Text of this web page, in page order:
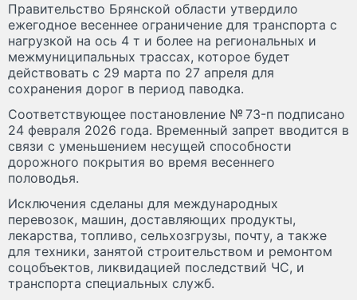
Правительство Брянской области утвердило
ежегодное весеннее ограничение для транспорта с
нагрузкой на ось 4 т и более на региональных и
межмуниципальных трассах, которое будет
действовать с 29 марта по 27 апреля для
сохранения дорог в период паводка.
Соответствующее постановление № 73-п подписано
24 февраля 2026 года. Временный запрет вводится в
связи с уменьшением несущей способности
дорожного покрытия во время весеннего
половодья.
Исключения сделаны для международных
перевозок, машин, доставляющих продукты,
лекарства, топливо, сельхозгрузы, почту, а также
для техники, занятой строительством и ремонтом
соцобъектов, ликвидацией последствий ЧС, и
транспорта специальных служб.